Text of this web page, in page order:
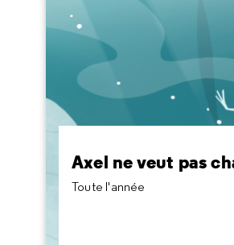
Axel ne veut pas
Toute l'année
Axel ne veut pas
Toute l'année
À partir de 6 ans
Un conte interactif illustré avec
1,90 €